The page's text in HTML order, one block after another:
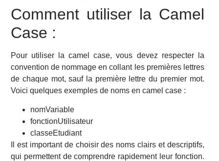
Comment utiliser la Camel
Case :
Pour utiliser la camel case, vous devez respecter la
convention de nommage en collant les premières lettres
de chaque mot, sauf la première lettre du premier mot.
Voici quelques exemples de noms en camel case :
nomVariable
fonctionUtilisateur
classeEtudiant
Il est important de choisir des noms clairs et descriptifs,
qui permettent de comprendre rapidement leur fonction.